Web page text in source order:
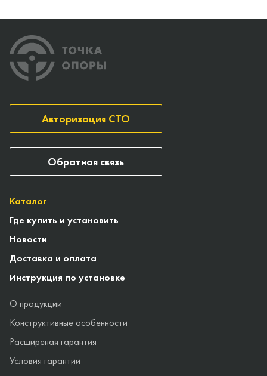
Каталог
Где купить и установить
Новости
Доставка и оплата
Инструкция по установке
О продукции
Конструктивные особенности
Расширеная гарантия
Условия гарантии
Авторизация СТО
Обратная связь